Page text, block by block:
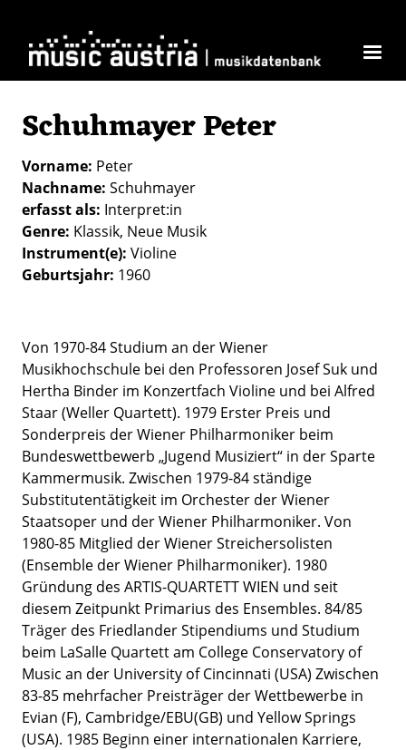
Schuhmayer Peter
Vorname Peter
Nachname Schuhmayer
erfasst als Interpret:in
Genre Klassik Neue Musik
Instrument(e) Violine
Geburtsjahr 1960
Von 1970-84 Studium an der Wiener
Musikhochschule bei den Professoren Josef Suk und
Hertha Binder im Konzertfach Violine und bei Alfred
Staar (Weller Quartett). 1979 Erster Preis und
Sonderpreis der Wiener Philharmoniker beim
Bundeswettbewerb „Jugend Musiziert“ in der Sparte
Kammermusik. Zwischen 1979-84 ständige
Substitutentätigkeit im Orchester der Wiener
Staatsoper und der Wiener Philharmoniker. Von
1980-85 Mitglied der Wiener Streichersolisten
(Ensemble der Wiener Philharmoniker). 1980
Gründung des ARTIS-QUARTETT WIEN und seit
diesem Zeitpunkt Primarius des Ensembles. 84/85
Träger des Friedlander Stipendiums und Studium
beim LaSalle Quartett am College Conservatory of
Music an der University of Cincinnati (USA) Zwischen
83-85 mehrfacher Preisträger der Wettbewerbe in
Evian (F), Cambridge/EBU(GB) und Yellow Springs
(USA). 1985 Beginn einer internationalen Karriere,